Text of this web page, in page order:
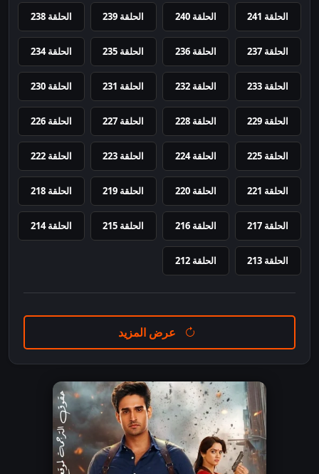
الحلقة 241 الحلقة 240 الحلقة 239 الحلقة 238
الحلقة 237 الحلقة 236 الحلقة 235 الحلقة 234
الحلقة 233 الحلقة 232 الحلقة 231 الحلقة 230
الحلقة 229 الحلقة 228 الحلقة 227 الحلقة 226
الحلقة 225 الحلقة 224 الحلقة 223 الحلقة 222
الحلقة 221 الحلقة 220 الحلقة 219 الحلقة 218
الحلقة 217 الحلقة 216 الحلقة 215 الحلقة 214
الحلقة 213 الحلقة 212
عرض المزيد